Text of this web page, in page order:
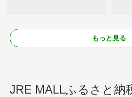
もっと見る
JRE MALLふるさと納